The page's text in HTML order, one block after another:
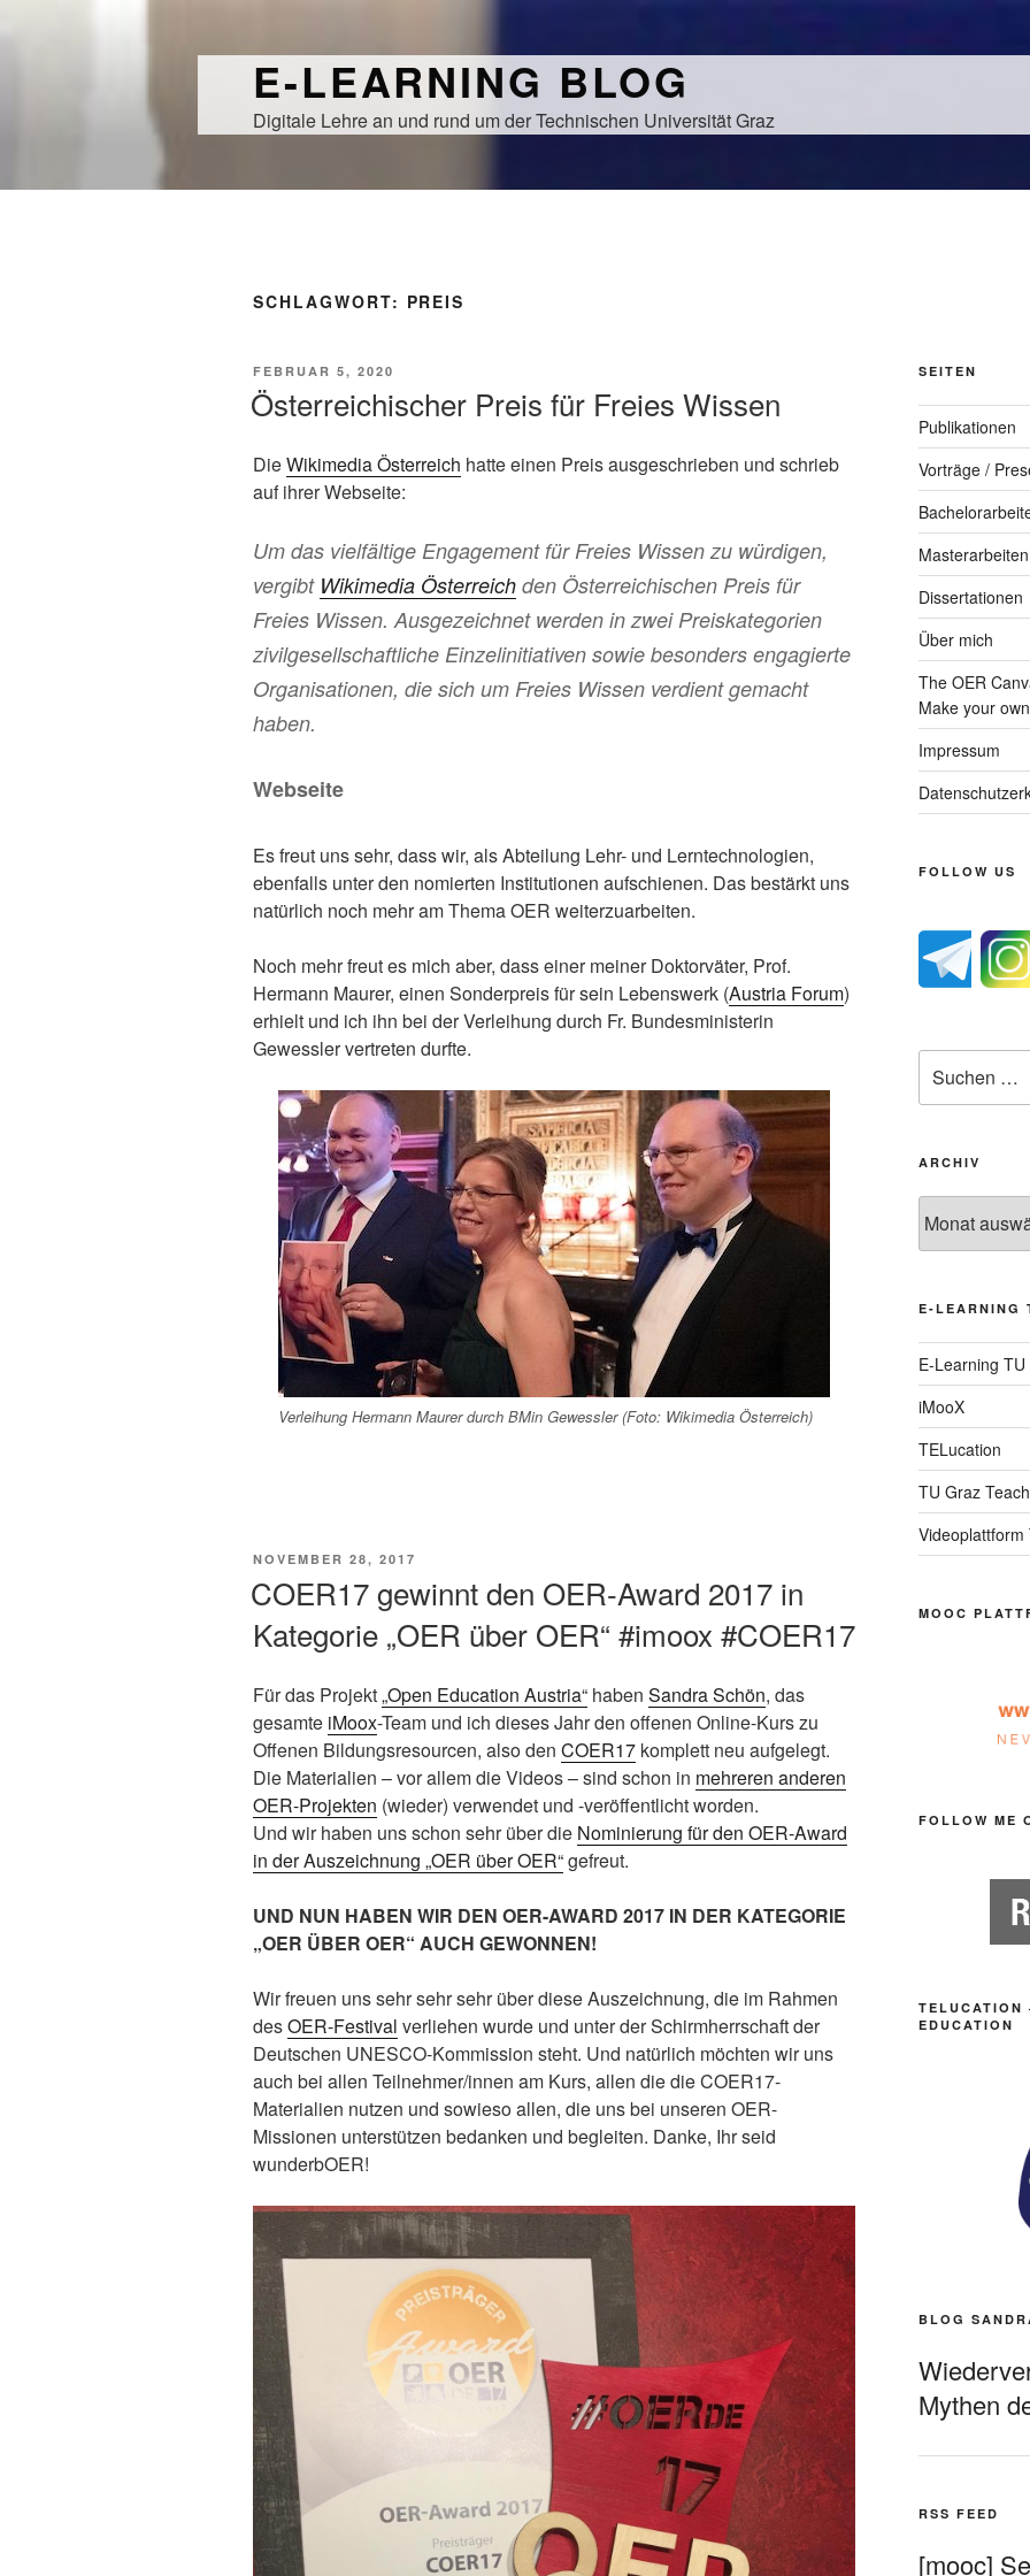
Inhalt
E-LEARNING BLOG
Digitale Lehre an und rund um der Technischen Universität Graz
SCHLAGWORT: PREIS
VERÖFFENTLICHT
AM
FEBRUAR 5, 2020
Österreichischer Preis für Freies Wissen
DieWikimedia Österreich hatte einen Preis ausgeschrieben und schrieb
auf ihrer Webseite:
Um das vielfältige Engagement für Freies Wissen zu würdigen,
vergibt Wikimedia Österreich den Österreichischen Preis für
Freies Wissen. Ausgezeichnet werden in zwei Preiskategorien
zivilgesellschaftliche Einzelinitiativen sowie besonders engagierte
Organisationen, die sich um Freies Wissen verdient gemacht
haben.
Webseite
Es freut uns sehr, dass wir, als Abteilung Lehr- und Lerntechnologien,
ebenfalls unter den nomierten Institutionen aufschienen. Das bestärkt uns
natürlich noch mehr am Thema OER weiterzuarbeiten.
Noch mehr freut es mich aber, dass einer meiner Doktorväter, Prof.
Hermann Maurer, einen Sonderpreis für sein Lebenswerk (Austria Forum)
erhielt und ich ihn bei der Verleihung durch Fr. Bundesministerin
Gewessler vertreten durfte.
Verleihung Hermann Maurer durch BMin Gewessler (Foto: Wikimedia Österreich)
VERÖFFENTLICHT
NOVEMBER 28, 2017
COER17 gewinnt den OER-Award 2017 in
Kategorie „OER über OER“ #imoox #COER17
Für das Projekt„Open Education Austria“ haben Sandra Schön, das
gesamte iMoox-Team und ich dieses Jahr den offenen Online-Kurs zu
Offenen Bildungsresourcen, also den COER17 komplett neu aufgelegt.
Die Materialien – vor allem die Videos – sind schon in mehreren anderen
OER-Projekten (wieder) verwendet und -veröffentlicht worden.
Und wir haben uns schon sehr über die Nominierung für den OER-Award
in der Auszeichnung „OER über OER“gefreut.
UND NUN HABEN WIR DEN OER-AWARD 2017 IN DER KATEGORIE
„OER ÜBER OER“ AUCH GEWONNEN!
Wir freuen uns sehr sehr sehr über diese Auszeichnung, die im Rahmen
desOER-Festival verliehen wurde und unter der Schirmherrschaft der
Deutschen UNESCO-Kommission steht. Und natürlich möchten wir uns
auch bei allen Teilnehmer/innen am Kurs, allen die die COER17-
Materialien nutzen und sowieso allen, die uns bei unseren OER-
Missionen unterstützen bedanken und begleiten. Danke, Ihr seid
wunderbOER!
SEITEN
Publikationen
Vorträge /
Masterarbeiten
Dissertationen
Über mich
The OER
Make your
Impressum
FOLLOW US
nach:
ARCHIV
E-LEARNING
E-Learning TU
iMooX
TELucation
TU Graz
Videoplattform
MOOC
FOLLOW ME
TELUCATION
EDUCATION
BLOG
Mythen
RSS FEED
[mooc]